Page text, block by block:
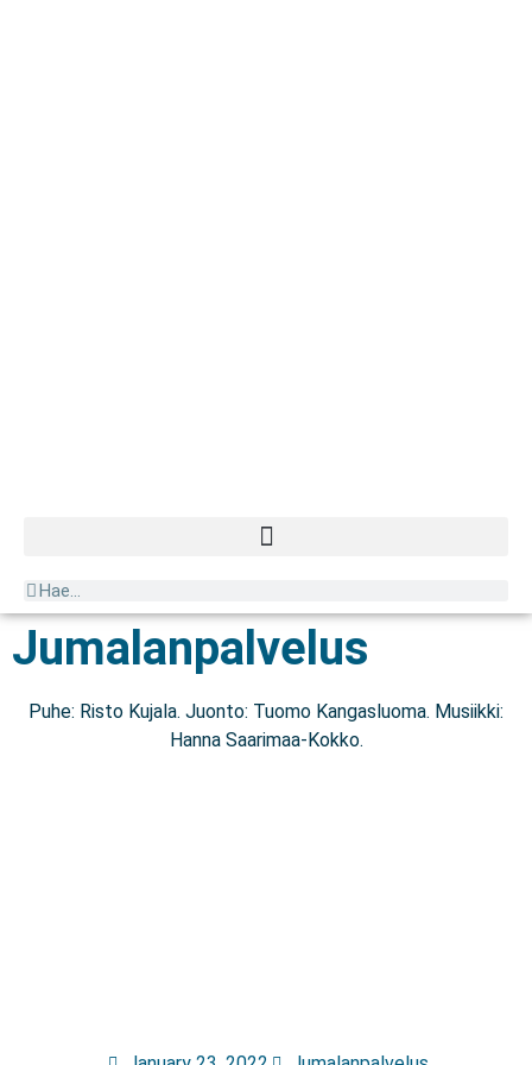
Jumalanpalvelus
Puhe: Risto Kujala. Juonto: Tuomo Kangasluoma. Musiikki:
Hanna Saarimaa-Kokko.